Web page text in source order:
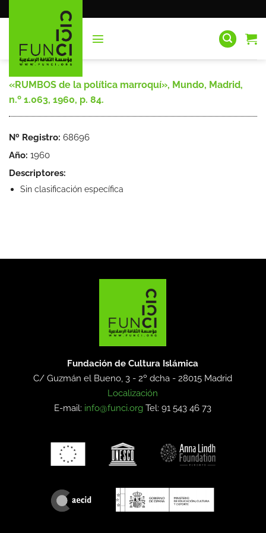
al
«RUMBOS de la política marroquí», Mundo, Madrid,
n.º 1.063, 1960, p. 84.
Nº Registro: 68696
Año: 1960
Descriptores:
Sin clasificación específica
Fundación de Cultura Islámica
C/ Guzmán el Bueno, 3 - 2º dcha -28015 Madrid
Localización
E-mail: info@funci.org Tel: 91 543 46 73